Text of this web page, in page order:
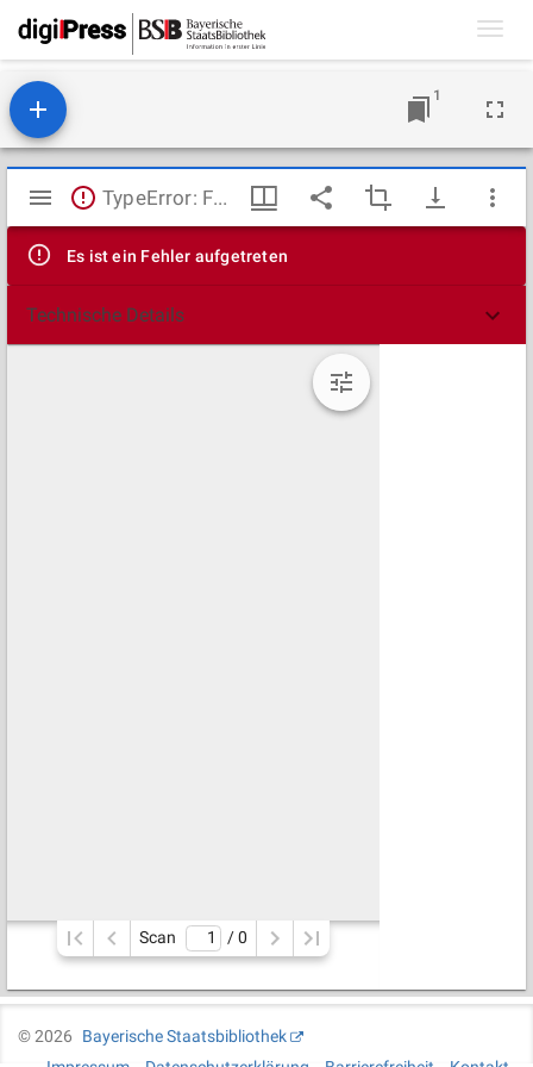
1
Mirador
Viewer
TypeError: Failed to fetch
Es ist ein Fehler aufgetreten
Technische Details
Scan / 0
©2026
Bayerische Staatsbibliothek